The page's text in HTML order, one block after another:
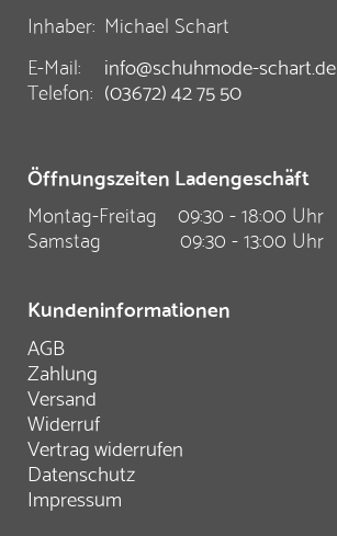
Inhaber: Michael Schart
E-Mail:
info@schuhmode-schart.de
Telefon: (03672) 42 75 50
Öffnungszeiten Ladengeschäft
Montag-Freitag
09:30 - 18:00 Uhr
Samstag
09:30 - 13:00 Uhr
Kundeninformationen
AGB
Zahlung
Versand
Widerruf
Vertrag widerrufen
Datenschutz
Impressum